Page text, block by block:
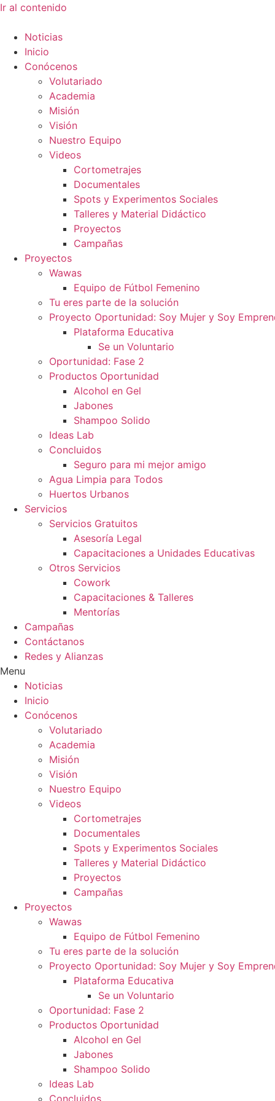
Ir al contenido
Noticias
Inicio
Conócenos
Volutariado
Academia
Misión
Visión
Nuestro Equipo
Videos
Cortometrajes
Documentales
Spots y Experimentos Sociales
Talleres y Material Didáctico
Proyectos
Campañas
Proyectos
Wawas
Equipo de Fútbol Femenino
Tu eres parte de la solución
Proyecto Oportunidad: Soy Mujer y Soy
Plataforma Educativa
Se un Voluntario
Oportunidad: Fase 2
Productos Oportunidad
Alcohol en Gel
Jabones
Shampoo Solido
Ideas Lab
Concluidos
Seguro para mi mejor amigo
Agua Limpia para Todos
Huertos Urbanos
Servicios
Servicios Gratuitos
Asesoría Legal
Capacitaciones a Unidades Educativas
Otros Servicios
Cowork
Capacitaciones & Talleres
Mentorías
Campañas
Contáctanos
Redes y Alianzas
Menu
Noticias
Inicio
Conócenos
Volutariado
Academia
Misión
Visión
Nuestro Equipo
Videos
Cortometrajes
Documentales
Spots y Experimentos Sociales
Talleres y Material Didáctico
Proyectos
Campañas
Proyectos
Wawas
Equipo de Fútbol Femenino
Tu eres parte de la solución
Proyecto Oportunidad: Soy Mujer y Soy
Plataforma Educativa
Se un Voluntario
Oportunidad: Fase 2
Productos Oportunidad
Alcohol en Gel
Jabones
Shampoo Solido
Ideas Lab
Concluidos